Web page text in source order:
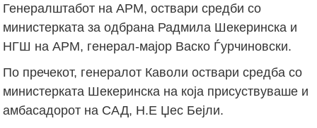
Генералштабот на АРМ, оствари средби со
министерката за одбрана Радмила Шекеринска и
НГШ на АРМ, генерал-мајор Васко Ѓурчиновски.
По пречекот, генералот Каволи оствари средба со
министерката Шекеринска на која присуствуваше и
амбасадорот на САД, Н.Е Џес Бејли.